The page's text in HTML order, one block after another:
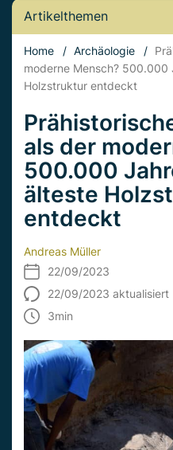
Artikelthemen
Home / Archäologie /
moderne Mensch? 500.000
Holzstruktur entdeckt
als der
500.000
älteste
entdeckt
Andreas Müller
22/09/2023
22/09/2023 aktualisiert
3min